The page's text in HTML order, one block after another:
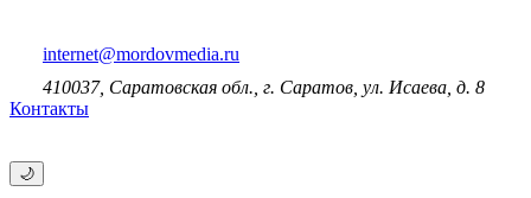
internet@mordovmedia.ru
410037, Саратовская обл., г. Саратов, ул. Исаева, д. 8
Контакты
🌙